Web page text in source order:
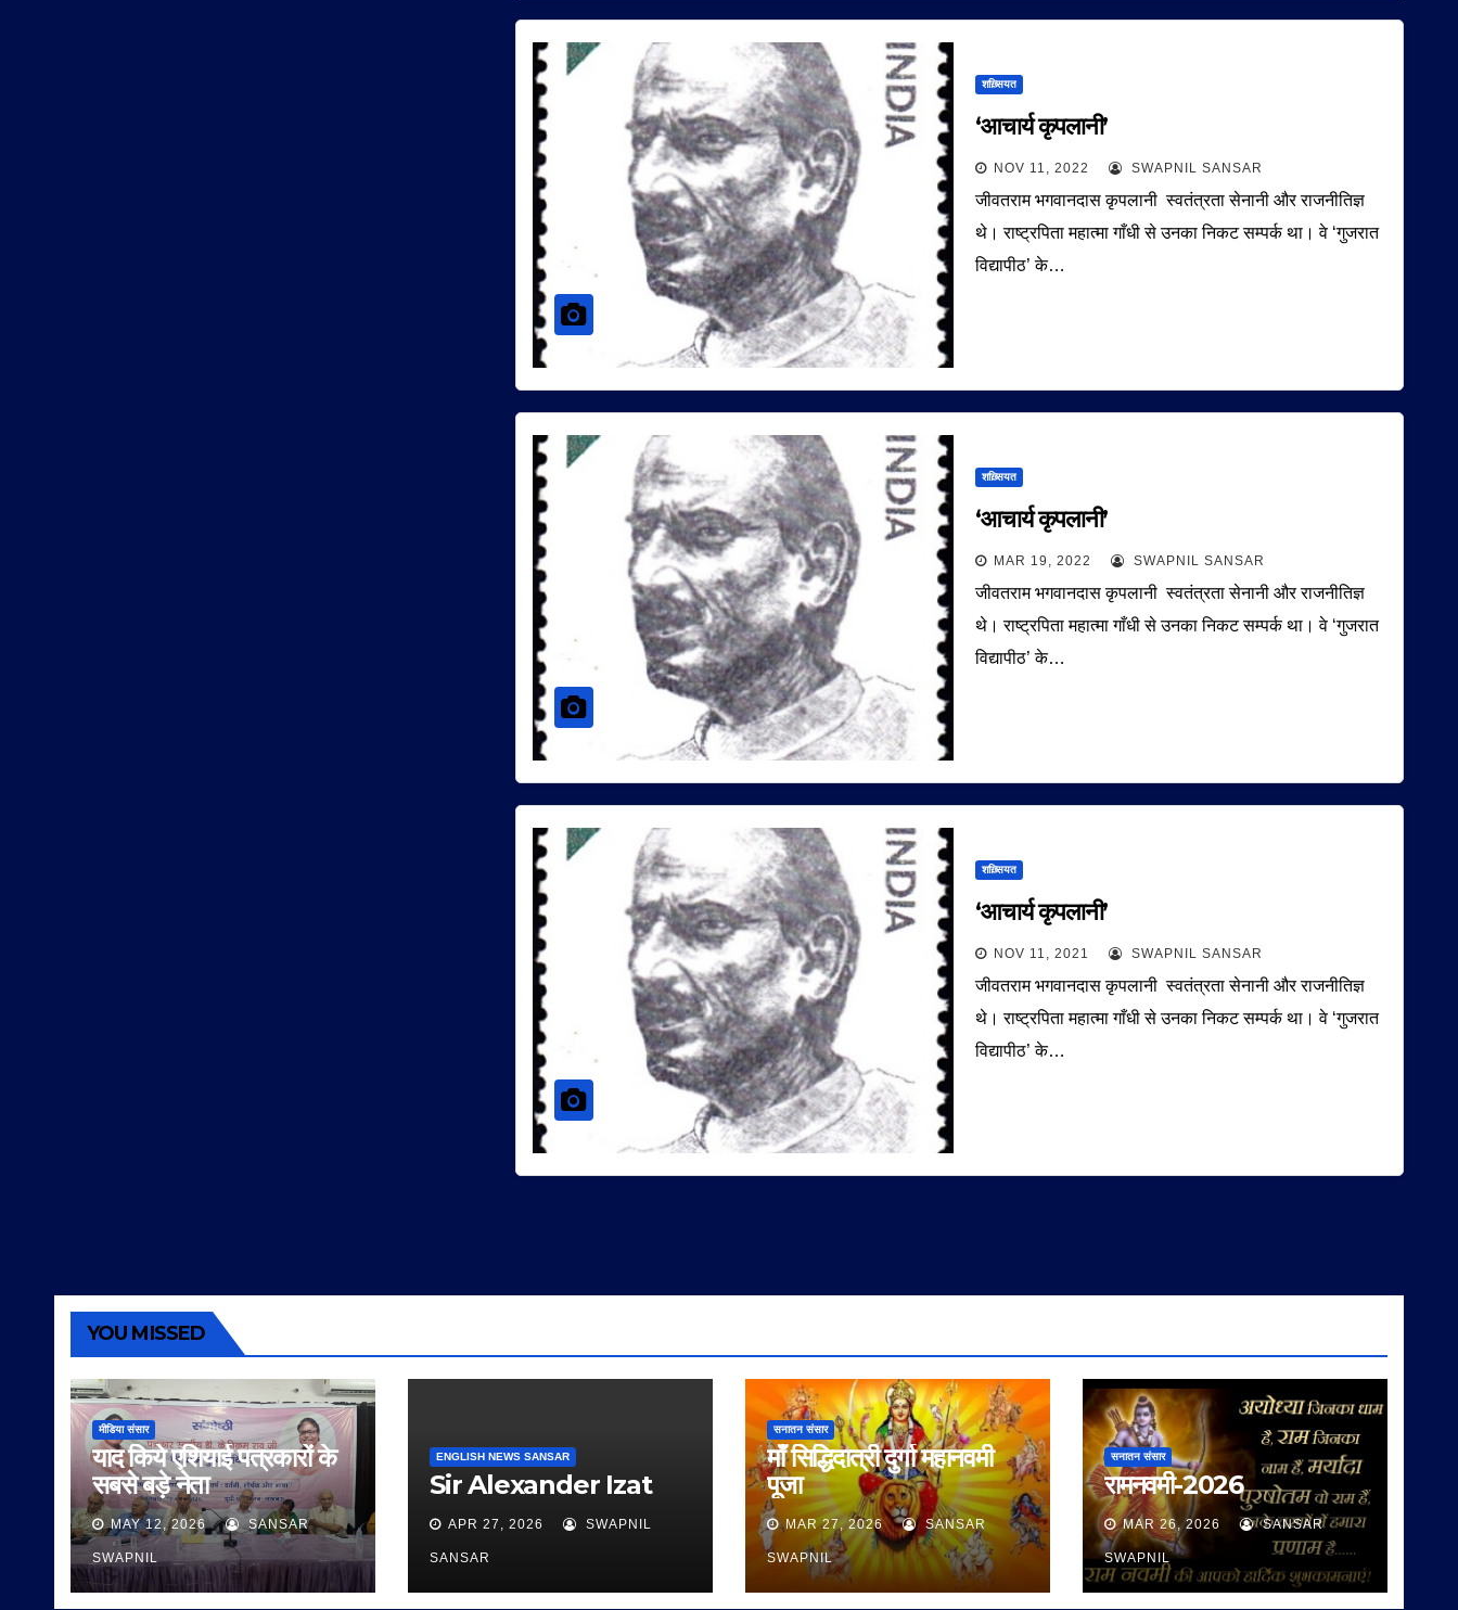
शख़्सियत
‘आचार्य कृपलानी’
NOV 11, 2022 SWAPNIL SANSAR
जीवतराम भगवानदास कृपलानी स्वतंत्रता सेनानी और राजनीतिज्ञ
थे। राष्ट्रपिता महात्मा गाँधी से उनका निकट सम्पर्क था। वे ‘गुजरात
विद्यापीठ’ के…
शख़्सियत
‘आचार्य कृपलानी’
MAR 19, 2022 SWAPNIL SANSAR
जीवतराम भगवानदास कृपलानी स्वतंत्रता सेनानी और राजनीतिज्ञ
थे। राष्ट्रपिता महात्मा गाँधी से उनका निकट सम्पर्क था। वे ‘गुजरात
विद्यापीठ’ के…
शख़्सियत
‘आचार्य कृपलानी’
NOV 11, 2021 SWAPNIL SANSAR
जीवतराम भगवानदास कृपलानी स्वतंत्रता सेनानी और राजनीतिज्ञ
थे। राष्ट्रपिता महात्मा गाँधी से उनका निकट सम्पर्क था। वे ‘गुजरात
विद्यापीठ’ के…
YOU MISSED
मीडिया संसार
याद किये एशियाई पत्रकारों के
सबसे बड़े नेता
MAY 12, 2026 SANSAR
SWAPNIL
ENGLISH NEWS SANSAR
Sir Alexander Izat
APR 27, 2026 SWAPNIL
SANSAR
सनातन संसार
माँ सिद्धिदात्री दुर्गा महानवमी
पूजा
MAR 27, 2026 SANSAR
SWAPNIL
सनातन संसार
रामनवमी-2026
MAR 26, 2026 SANSAR
SWAPNIL